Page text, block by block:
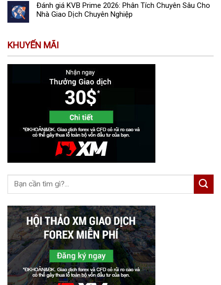
Đánh giá KVB Prime 2026: Phân Tích Chuyên Sâu Cho
Nhà Giao Dịch Chuyên Nghiệp
KHUYẾN MÃI